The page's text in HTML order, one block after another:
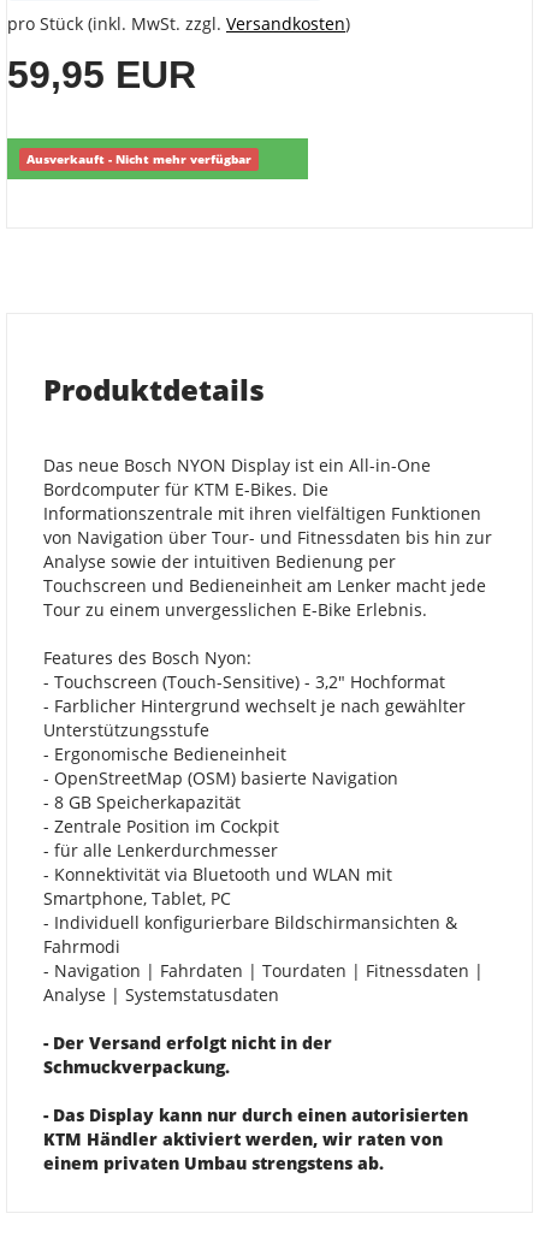
pro Stück (inkl. MwSt. zzgl. Versandkosten)
59,95 EUR
Ausverkauft - Nicht mehr verfügbar
Produktdetails
Das neue Bosch NYON Display ist ein All-in-One
Bordcomputer für KTM E-Bikes. Die
Informationszentrale mit ihren vielfältigen Funktionen
von Navigation über Tour- und Fitnessdaten bis hin zur
Analyse sowie der intuitiven Bedienung per
Touchscreen und Bedieneinheit am Lenker macht jede
Tour zu einem unvergesslichen E-Bike Erlebnis.
Features des Bosch Nyon:
- Touchscreen (Touch-Sensitive) - 3,2" Hochformat
- Farblicher Hintergrund wechselt je nach gewählter
Unterstützungsstufe
- Ergonomische Bedieneinheit
- OpenStreetMap (OSM) basierte Navigation
- 8 GB Speicherkapazität
- Zentrale Position im Cockpit
- für alle Lenkerdurchmesser
- Konnektivität via Bluetooth und WLAN mit
Smartphone, Tablet, PC
- Individuell konfigurierbare Bildschirmansichten &
Fahrmodi
- Navigation | Fahrdaten | Tourdaten | Fitnessdaten |
Analyse | Systemstatusdaten
- Der Versand erfolgt nicht in der
Schmuckverpackung.
- Das Display kann nur durch einen autorisierten
KTM Händler aktiviert werden, wir raten von
einem privaten Umbau strengstens ab.